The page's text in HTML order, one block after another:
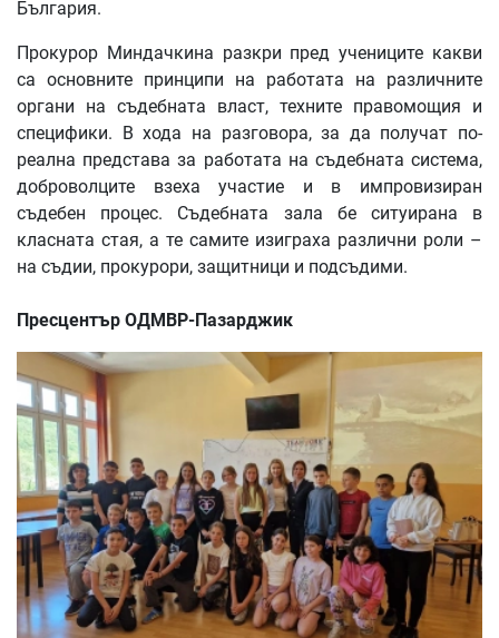
България.
Прокурор Миндачкина разкри пред учениците какви
са основните принципи на работата на различните
органи на съдебната власт, техните правомощия и
специфики. В хода на разговора, за да получат по-
реална представа за работата на съдебната система,
доброволците взеха участие и в импровизиран
съдебен процес. Съдебната зала бе ситуирана в
класната стая, а те самите изиграха различни роли –
на съдии, прокурори, защитници и подсъдими.
Пресцентър ОДМВР-Пазарджик